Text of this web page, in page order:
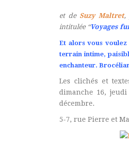
et de Suzy Maltret,
intitulée “Voyages
Et alors vous voulez
terrain intime,
enchanteur.
Les clichés et
dimanche 16,
décembre.
5-7, rue Pierre et